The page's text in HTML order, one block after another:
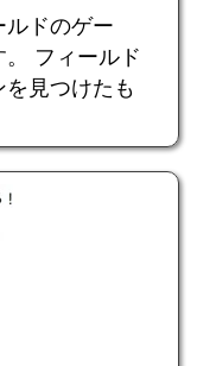
ルドのゲー
フィールド
見つけたも